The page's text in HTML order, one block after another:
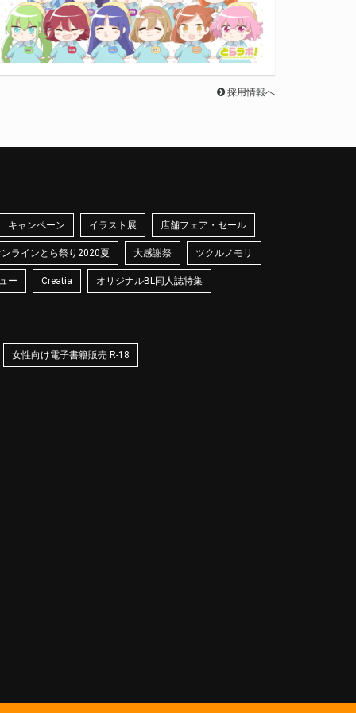
採用情報へ
キャンペーン イラスト展 店舗フェア・セール
ラインとら祭り2020夏 大感謝祭 ツクルノモリ
ー Creatia オリジナルBL同人誌特集
女性向け電子書籍販売 R-18